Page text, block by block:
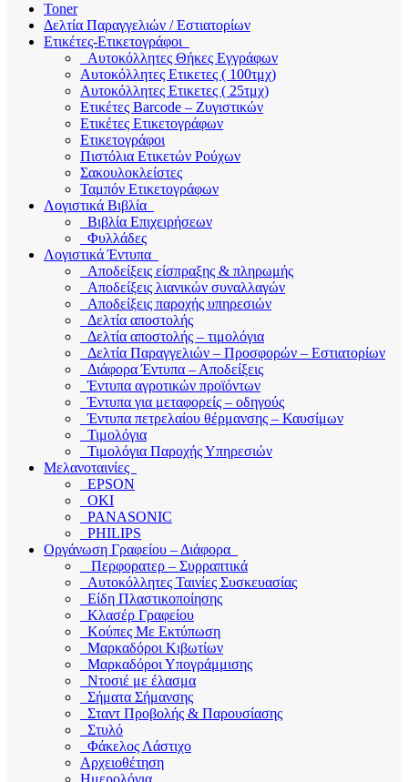
Toner
Δελτία Παραγγελιών / Εστιατορίων
Ετικέτες-Ετικετογράφοι
Αυτοκόλλητες Θήκες Εγγράφων
Αυτοκόλλητες Ετικετες ( 100τμχ)
Αυτοκόλλητες Ετικετες ( 25τμχ)
Ετικέτες Barcode – Ζυγιστικών
Ετικέτες Ετικετογράφων
Ετικετογράφοι
Πιστόλια Ετικετών Ρούχων
Σακουλοκλείστες
Ταμπόν Ετικετογράφων
Λογιστικά Βιβλία
Βιβλία Επιχειρήσεων
Φυλλάδες
Λογιστικά Έντυπα
Αποδείξεις είσπραξης & πληρωμής
Αποδείξεις λιανικών συναλλαγών
Αποδείξεις παροχής υπηρεσιών
Δελτία αποστολής
Δελτία αποστολής – τιμολόγια
Δελτία Παραγγελιών – Προσφορών – Εστιατορίων
Διάφορα Έντυπα – Αποδείξεις
Έντυπα αγροτικών προϊόντων
Έντυπα για μεταφορείς – οδηγούς
Έντυπα πετρελαίου θέρμανσης – Καυσίμων
Τιμολόγια
Τιμολόγια Παροχής Υπηρεσιών
Μελανοταινίες
EPSON
OKI
PANASONIC
PHILIPS
Οργάνωση Γραφείου – Διάφορα
Περφορατερ – Συρραπτικά
Αυτοκόλλητες Ταινίες Συσκευασίας
Είδη Πλαστικοποίησης
Κλασέρ Γραφείου
Κούπες Με Εκτύπωση
Μαρκαδόροι Κιβωτίων
Μαρκαδόροι Υπογράμμισης
Ντοσιέ με έλασμα
Σήματα Σήμανσης
Σταντ Προβολής & Παρουσίασης
Στυλό
Φάκελος Λάστιχο
Αρχειοθέτηση
Ημερολόγια